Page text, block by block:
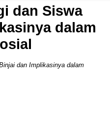
dan Siswa
dalam
dan Implikasinya dalam